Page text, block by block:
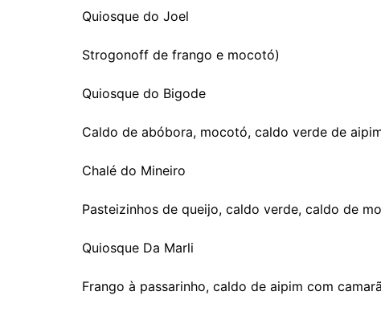
Quiosque do Joel
Strogonoff de frango e mocotó)
Quiosque do Bigode
Caldo de abóbora, mocotó, caldo verde de
Chalé do Mineiro
Pasteizinhos de queijo, caldo verde, caldo de
Quiosque Da Marli
Frango à passarinho, caldo de aipim com